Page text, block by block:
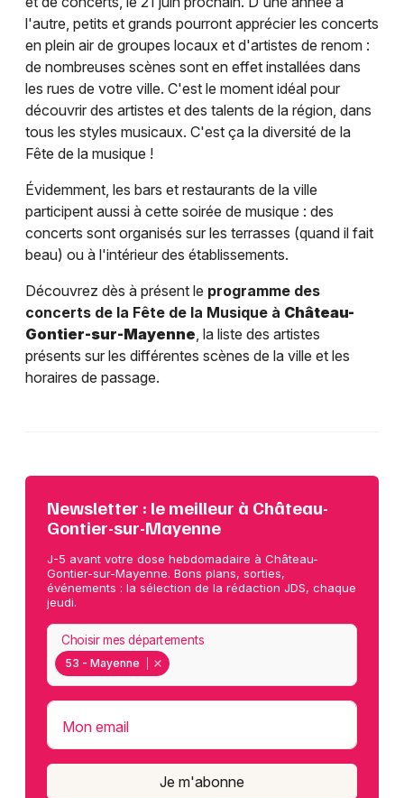
l'autre, petits et grands pourront apprécier les concerts
en plein air de groupes locaux et d'artistes de renom :
de nombreuses scènes sont en effet installées dans
les rues de votre ville. C'est le moment idéal pour
découvrir des artistes et des talents de la région, dans
tous les styles musicaux. C'est ça la diversité de la
Fête de la musique !
Évidemment, les bars et restaurants de la ville
participent aussi à cette soirée de musique : des
concerts sont organisés sur les terrasses (quand il fait
beau) ou à l'intérieur des établissements.
Découvrez dès à présent le programme des
concerts de la Fête de la Musique à Château-
Gontier-sur-Mayenne, la liste des artistes
présents sur les différentes scènes de la ville et les
horaires de passage.
Newsletter : le meilleur à Château-
Gontier-sur-Mayenne
J-5 avant votre dose hebdomadaire à Château-
Gontier-sur-Mayenne. Bons plans, sorties,
événements : la sélection de la rédaction JDS, chaque
jeudi.
53 - Mayenne
Choisir mes départements
Mon email
Je m'abonne